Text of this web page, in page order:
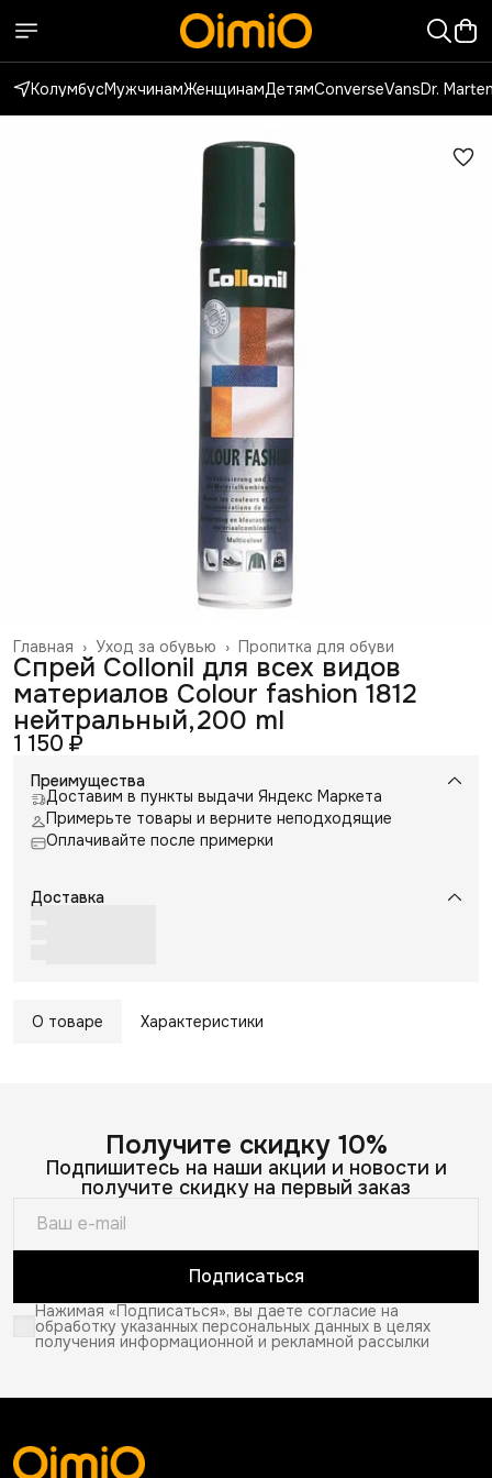
КолумбусМужчинамЖенщинамДетямConverseVansDr.
Пропитка для обуви
Уход за обувью ›
Главная ›
Спрей Collonil для всех видов
материалов Colour fashion 1812
нейтральный,200 ml
1 150 ₽
Преимущества
Доставим в пункты выдачи Яндекс Маркета
Примерьте товары и верните неподходящие
Оплачивайте после примерки
Доставка
О товаре Характеристики
Получите скидку 10%
Подпишитесь на наши акции и новости и
получите скидку на первый заказ
Подписаться
Нажимая «Подписаться», вы даете согласие на
обработку указанных персональных данных в целях
получения информационной и рекламной рассылки